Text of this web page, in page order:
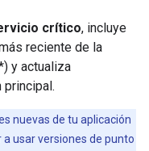
crítico, incluye
reciente de la
y actualiza
principal.
nuevas de tu aplicación
usar versiones de punto